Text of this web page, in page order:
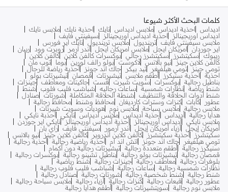
كلمات البحث الأكثر شيوعا
اديداس احذية اديداس ملابس اديداس نايك احذية نايك ملابس نايك
اديداس اوريجينالز
احذية اديداس اوريجينالز
سيفينتي فايف
ملابس سيفينتي فايف ترينديول ملابس ترينديول نايك اير فورس
اير جوردان
امريكان ايجل ملابس امريكان ايجل اندر ارمر روبرت وود
ريبان
ريبوك
سكيتشرز سكيتشرز رجالي بوكسرات كالفن كلاين كالفن كلاين
كالفن كلاين جينز نيو بالانس لاكوست بولو رالف لورين بوما
توب مان
تومي جينز تومي هيلفيغر تيد بيكر جاك اند جونز
أحذية رياضة للرجال
احذية
احذية سنيكرز أطقم ملابس تيشيرتات قمصان تيشيرتات بولو
بناطيل رجالية بوكسرات سويت شيرت فست جاكيتات ومعاطف جينزات
شنط رياضة نظارات شمسية ساعات رجاليه شباشب فليب فلوب
شنط
شنط أدوات الحلاقة والتنظيف
شنطة الحلاقة المتكاملة شورتات صنادل
عطور
كابات كنزات وسترات كارديغان محافظ وشنط
محافظ رجالية
ملابس رجالية ملابس سباحة ملابس نوم
هوديات وسويت شيرتات
هدايا رجالية أديداس أحذية أديداس ملابس أديداس نايكي أحذبة نايكي
ملابس نايكي أديداس أوريجينالز أحذية أديداس أوريجينالز
نايكي اير جوردن
أمريكان إيجل أزياء أمريكان إيجل أندر آرمور سيفنتي فايف راي بان
سكيتشرز
أحذية سكيتشرز كالفن كلاين اندروير كالفن كلاين جينز
نيو بالانس
تومي هيلفيغر
جاك اند جونز اتش اند ام أحذية رياضية رجالية أحذية رجالية
سنيكرز رجالية أطقم متعددة رجالية تيشيرتات رجالية دون أكمام
قمصان رجالية تيشيرتات بولو رجالية بناطيل تشينو رجالية بوكسرات رجالية
بلوفرات رجالية معاطف رجالية جينزات رجالية
شنط رياضية
نظارات شمسية رجالية
ساعات رجالية
شباشب فليب فلوب رجالية
شنط رجالية
شنط شخصية رجالية شورتات رجالية صنادل رجالية
عطور رجالية
قبعات رجالية كنزات رجالية أزياء رجالية ملابس سباحة رجالية
ملابس نوم رجالية
سويتشيرتات رجالية أطقم هدايا رجالية